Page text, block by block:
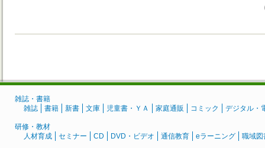
雑誌・書籍
雑誌
書籍 新書 文庫 児童書・ＹＡ 家庭通販 コミック デジタル・
研修・教材
人材育成
セミナー CD DVD・ビデオ 通信教育 eラーニング 職域図